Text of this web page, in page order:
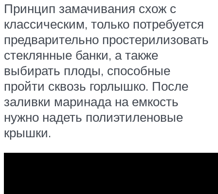
Принцип замачивания схож с
классическим, только потребуется
предварительно простерилизовать
стеклянные банки, а также
выбирать плоды, способные
пройти сквозь горлышко. После
заливки маринада на емкость
нужно надеть полиэтиленовые
крышки.